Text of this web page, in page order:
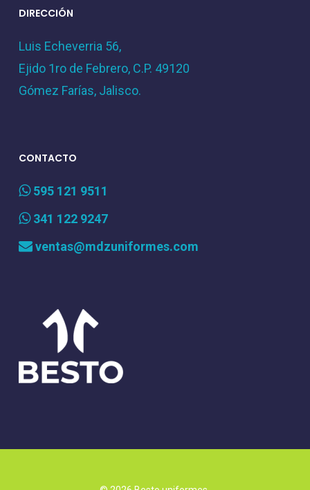
DIRECCIÓN
Luis Echeverria 56,
Ejido 1ro de Febrero, C.P. 49120
Gómez Farías, Jalisco.
CONTACTO
595 121 9511
341 122 9247
ventas@mdzuniformes.com